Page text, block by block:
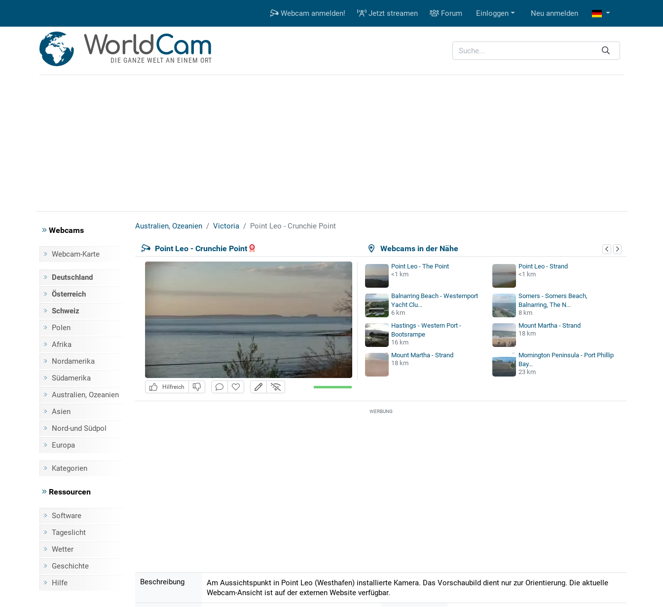
Webcam anmelden! Jetzt streamen Forum Einloggen Neu anmelden
WorldCam
DIE GANZE WELT AN EINEM ORT
Webcams
Webcam-Karte
Deutschland
Österreich
Schweiz
Polen
Afrika
Nordamerika
Südamerika
Australien, Ozeanien
Asien
Nord-und Südpol
Europa
Kategorien
Ressourcen
Software
Tageslicht
Wetter
Geschichte
Hilfe
Australien, Ozeanien Victoria Point Leo - Crunchie Point
Webcams in der Nähe
Point Leo - Crunchie Point
Hilfreich
Point Leo - The Point
<1 km
Point Leo - Strand
<1 km
Balnarring Beach - Westernport
Yacht Clu...
6 km
Somers - Somers Beach,
Balnarring, The N...
8 km
Hastings - Western Port -
Bootsrampe
16 km
Mount Martha - Strand
18 km
Mount Martha - Strand
18 km
Mornington Peninsula - Port Phillip
Bay...
23 km
WERBUNG
Beschreibung
Am Aussichtspunkt in Point Leo (Westhafen) installierte Kamera. Das Vorschaubild dient nur zur Orientierung. Die aktuelle
Webcam-Ansicht ist auf der externen Website verfügbar.